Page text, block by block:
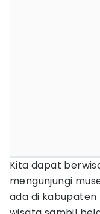
Kita dapat
mengunjungi
ada di kabupaten